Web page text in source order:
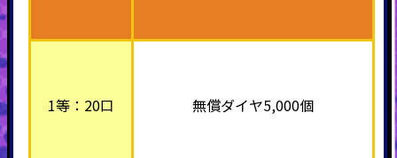
1等：20口 無償ダイヤ5,000個